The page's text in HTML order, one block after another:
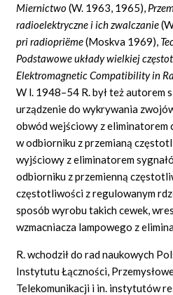
Miernictwo(W. 1963, 1965),
radioelektryczne i ich zwalczanie
pri radiopriëme(Moskva 1969),
Podstawowe układy wielkiej
Elektromagnetic Compatibility in
W l. 1948–54 R. był też autorem
urządzenie do wykrywania
obwód wejściowy z
w odbiorniku z przemianą
wyjściowy z eliminatorem
odbiorniku z przemienną
częstotliwości z regulowanym
sposób wyrobu takich cewek,
wzmacniacza lampowego z
R. wchodził do rad naukowych
Instytutu Łączności,
Telekomunikacji i in. instytutów